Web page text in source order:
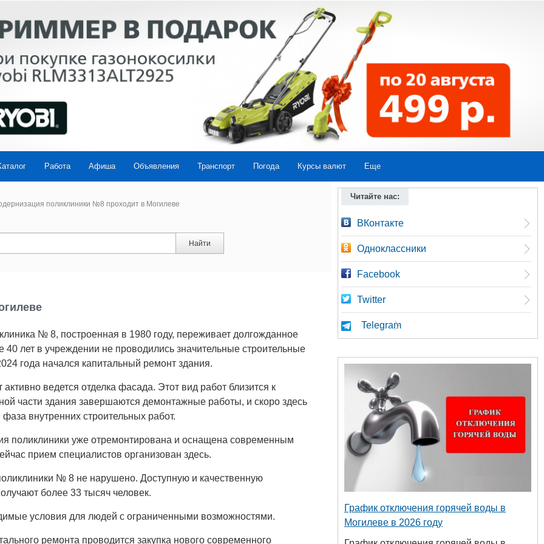
Работа Афиша Объявления Транспорт Погода Курсы валют Еще
поликлиники №8 проходит в Могилеве
Найти
№ 8, построенная в 1980 году, переживает долгожданное
40 лет в учреждении не проводились значительные строительные
года начался капитальный ремонт здания.
ведется отделка фасада. Этот вид работ близится к
части здания завершаются демонтажные работы, и скоро здесь
фаза внутренних строительных работ.
поликлиники уже отремонтирована и оснащена современным
прием специалистов организован здесь.
№ 8 не нарушено. Доступную и качественную
более 33 тысяч человек.
условия для людей с ограниченными возможностями.
ремонта проводится закупка нового современного
Читайте нас:
ВКонтакте
Одноклассники
Facebook
Twitter
Telegram
График отключения горячей воды в
Могилеве в 2026 году